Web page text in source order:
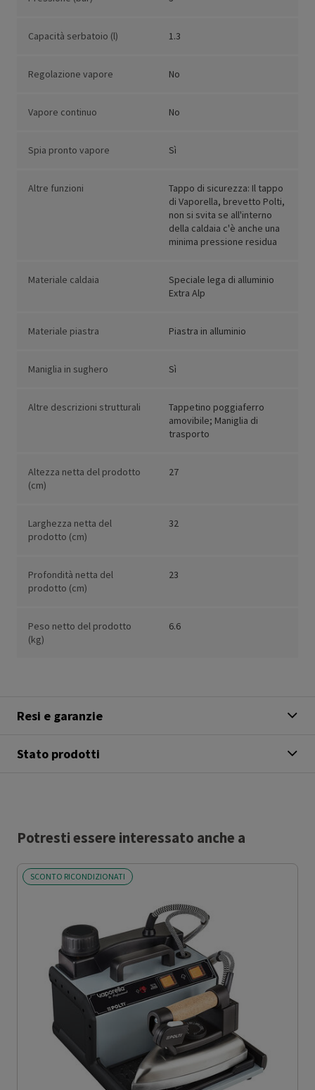
Capacità serbatoio (l) 1.3
Regolazione vapore No
Vapore continuo No
Spia pronto vapore Sì
Altre funzioni
Tappo di sicurezza: Il tappo
di Vaporella, brevetto Polti,
non si svita se all'interno
della caldaia c'è anche una
minima pressione residua
Materiale caldaia
Speciale lega di alluminio
Extra Alp
Materiale piastra Piastra in alluminio
Maniglia in sughero Sì
Altre descrizioni strutturali
Tappetino poggiaferro
amovibile; Maniglia di
trasporto
Altezza netta del prodotto
(cm)
27
Larghezza netta del
prodotto (cm)
32
Profondità netta del
prodotto (cm)
23
Peso netto del prodotto
(kg)
6.6
Resi e garanzie
Stato prodotti
Potresti essere interessato anche a
SCONTO RICONDIZIONATI